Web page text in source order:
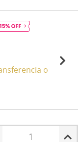
o